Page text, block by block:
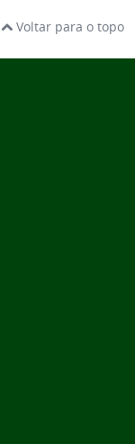
Voltar para o topo